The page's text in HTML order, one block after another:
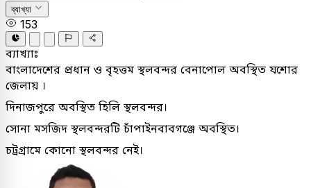
ব্যাখ্যা
153
ব্যাখ্যাঃ
বাংলাদেশের প্রধান ও বৃহত্তম স্থলবন্দর বেনাপোল অবস্থিত যশোর
জেলায় ।
দিনাজপুরে অবস্থিত হিলি স্থলবন্দর।
সোনা মসজিদ স্থলবন্দরটি চাঁপাইনবাবগঞ্জে অবস্থিত।
চট্রগ্রামে কোনো স্থলবন্দর নেই।